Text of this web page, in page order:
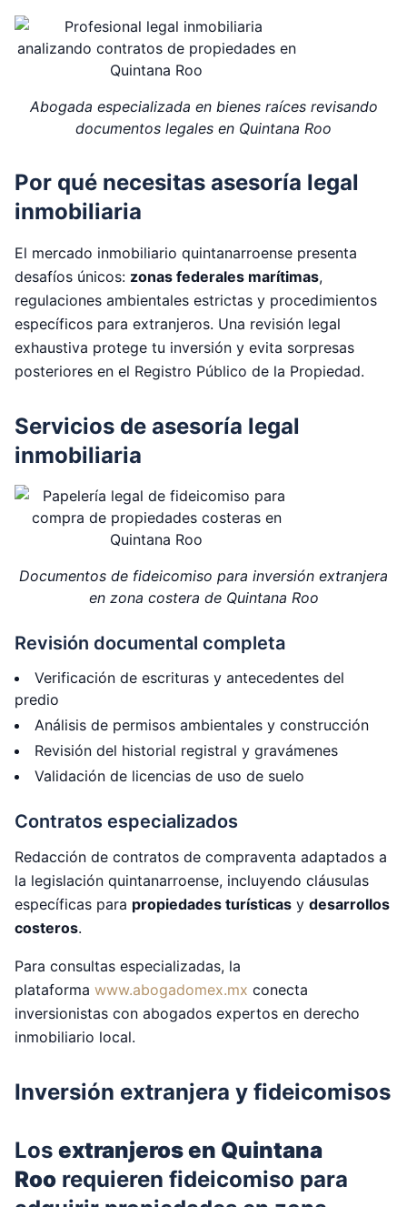
Abogada especializada en bienes raíces revisando
documentos legales en Quintana Roo
Por qué necesitas asesoría legal
inmobiliaria
El mercado inmobiliario quintanarroense presenta
desafíos únicos: zonas federales marítimas,
regulaciones ambientales estrictas y procedimientos
específicos para extranjeros. Una revisión legal
exhaustiva protege tu inversión y evita sorpresas
posteriores en el Registro Público de la Propiedad.
Servicios de asesoría legal
inmobiliaria
Documentos de fideicomiso para inversión extranjera
en zona costera de Quintana Roo
Revisión documental completa
Verificación de escrituras y antecedentes del
predio
Análisis de permisos ambientales y construcción
Revisión del historial registral y gravámenes
Validación de licencias de uso de suelo
Contratos especializados
Redacción de contratos de compraventa adaptados a
la legislación quintanarroense, incluyendo cláusulas
específicas para propiedades turísticas y desarrollos
costeros.
Para consultas especializadas, la
plataforma www.abogadomex.mx conecta
inversionistas con abogados expertos en derecho
inmobiliario local.
Inversión extranjera y fideicomisos
Los extranjeros en Quintana
Roo requieren fideicomiso para